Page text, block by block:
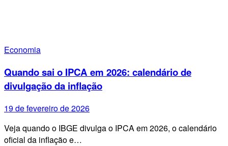
Economia
Quando sai o IPCA em 2026: calendário de
divulgação da inflação
19 de fevereiro de 2026
Veja quando o IBGE divulga o IPCA em 2026, o calendário
oficial da inflação e…